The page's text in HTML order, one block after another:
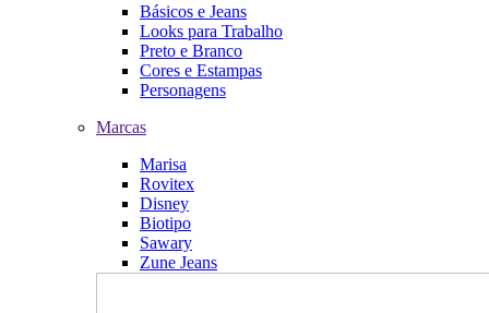
Básicos e Jeans
Looks para Trabalho
Preto e Branco
Cores e Estampas
Personagens
Marcas
Marisa
Rovitex
Disney
Biotipo
Sawary
Zune Jeans